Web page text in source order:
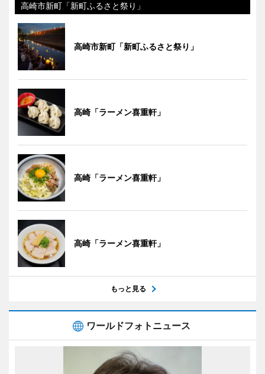
高崎市新町「新町ふるさと祭り」
高崎市新町「新町ふるさと祭り」
高崎「ラーメン喜重軒」
高崎「ラーメン喜重軒」
高崎「ラーメン喜重軒」
もっと見る
ワールドフォトニュース